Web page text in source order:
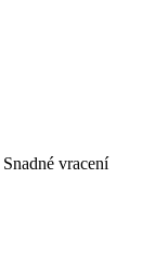
Snadné vracení